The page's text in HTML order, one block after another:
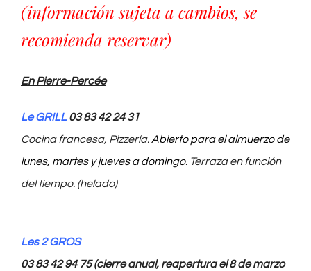
Recepción de grupos
Español
(información sujeta a cambios, se
recomienda reservar)
En Pierre-Percée
Le GRILL 03 83 42 24 31
Cocina francesa, Pizzería.Abierto para el almuerzo de
lunes, martes y jueves a domingo. Terraza en función
del tiempo. (helado)
Les 2 GROS
03 83 42 94 75 (cierre anual, reapertura el 8 de marzo